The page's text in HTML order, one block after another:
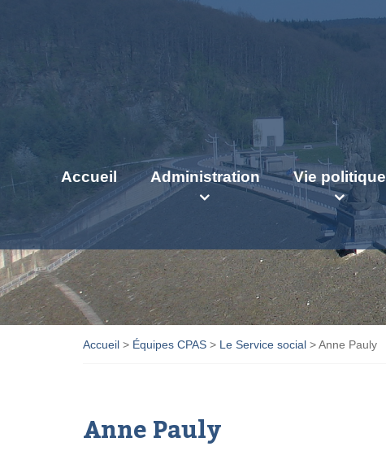
Accueil Administration Vie politique
Accueil > Équipes CPAS > Le Service social >Anne Pauly
Anne Pauly